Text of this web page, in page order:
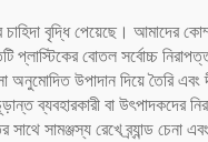
বৃদ্ধি পেয়েছে। আমাদের
বোতল সর্বোচ্চ
উপাদান দিয়ে তৈরি এবং
ব্যবহারকারী বা
সামঞ্জস্য রেখে ব্র্যান্ড চেনা